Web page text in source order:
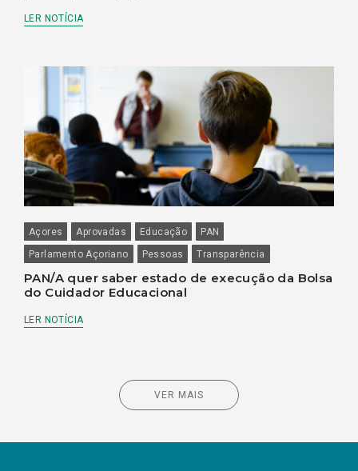
LER NOTÍCIA
Açores Aprovadas Educação
PAN
Parlamento Açoriano
Pessoas Transparência
PAN/A quer saber estado de execução da Bolsa
do Cuidador Educacional
LER NOTÍCIA
VER MAIS